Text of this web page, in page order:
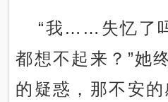
“我……失忆了
都想不起来？”她
的疑惑，那不安